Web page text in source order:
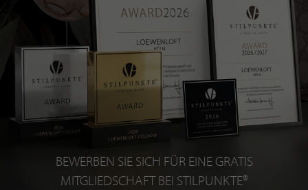
BEWERBEN SIE SICH FÜR EINE GRATIS
MITGLIEDSCHAFT BEI STILPUNKTE®